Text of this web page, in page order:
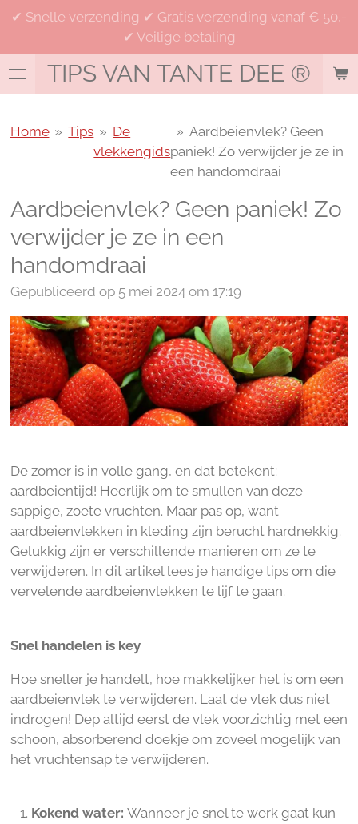
Ga
naar
de
hoofdinhoud
TIPS VAN TANTE DEE ®
✔ Snelle verzending ✔ Gratis verzending vanaf € 50,-
✔ Veilige betaling
Home » Tips » De
vlekkengids
» Aardbeienvlek? Geen
paniek! Zo verwijder je ze in
een handomdraai
Aardbeienvlek? Geen paniek! Zo
verwijder je ze in een
handomdraai
Gepubliceerd op 5 mei 2024 om 17:19
De zomer is in volle gang, en dat betekent:
aardbeientijd! Heerlijk om te smullen van deze
sappige, zoete vruchten. Maar pas op, want
aardbeienvlekken in kleding zijn berucht hardnekkig.
Gelukkig zijn er verschillende manieren om ze te
verwijderen. In dit artikel lees je handige tips om die
vervelende aardbeienvlekken te lijf te gaan.
Snel handelen is key
Hoe sneller je handelt, hoe makkelijker het is om een
aardbeienvlek te verwijderen. Laat de vlek dus niet
indrogen! Dep altijd eerst de vlek voorzichtig met een
schoon, absorberend doekje om zoveel mogelijk van
het vruchtensap te verwijderen.
Kokend water: Wanneer je snel te werk gaat kun